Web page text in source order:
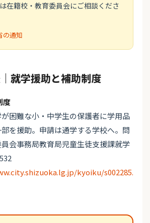
在籍校・教育委員会にご相談くださ
の通知
就学援助と補助制度
度
困難な小・中学生の保護者に学用品
を援助。申請は通学する学校へ。問
会事務局教育局児童生徒支援課就学
kyoiku/s002285.